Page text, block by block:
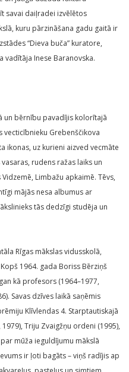
savai daiļradei izvēlētos
kuru pārzināšana gadu gaitā ir
“Dieva buča” kuratore,
vadītāja Inese Baranovska.
un bērnību pavadījis kolorītajā
vecticībnieku Grebenščikova
ikonas, uz kurieni aizved vecmāte
rudens ražas laiks un
Limbažu apkaimē. Tēvs,
mājās nesa albumus ar
tās dedzīgi studēja un
Rīgas mākslas vidusskolā,
1964. gada Boriss Bērziņš
kā profesors (1964–1977,
Savas dzīves laikā saņēmis
Klīvlendas 4. Starptautiskajā
Triju Zvaigžņu ordeni (1995),
mūža ieguldījumu mākslā
ir ļoti bagāts – viņš radījis ap